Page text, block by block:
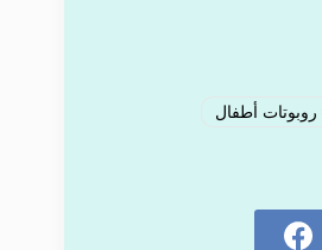
روبوتات أطفال